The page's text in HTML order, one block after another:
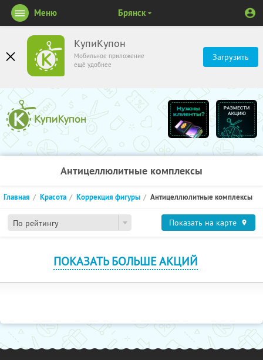
КупиКупон
Мобильное приложение
ещё удобнее
Загрузить
Меню Брянск
Антицеллюлитные комплексы
По рейтингу
Главная Красота Коррекция фигуры Антицеллюлитные комплексы
Показать на карте
ПОКАЗАТЬ БОЛЬШЕ АКЦИЙ